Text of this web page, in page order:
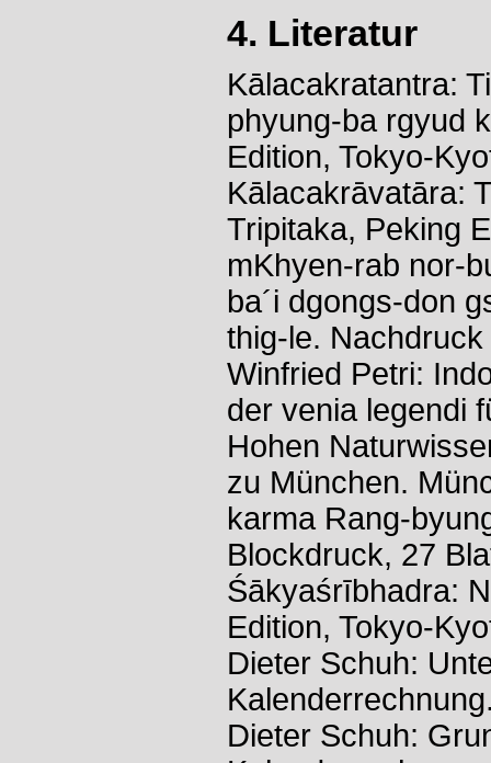
4. Literatur
Kālacakratantra:
phyung-ba rgyud
Edition, Tokyo-
Kālacakrāvatāra:
Tripitaka, Peking
mKhyen-rab nor-
ba´i dgongs-don
thig-le.
Winfried Petri:
der venia legendi
Hohen
zu München.
karma Rang-
Blockdruck, 27
Śākyaśrībhadra:
Edition, Tokyo-
Dieter Schuh:
Dieter Schuh: